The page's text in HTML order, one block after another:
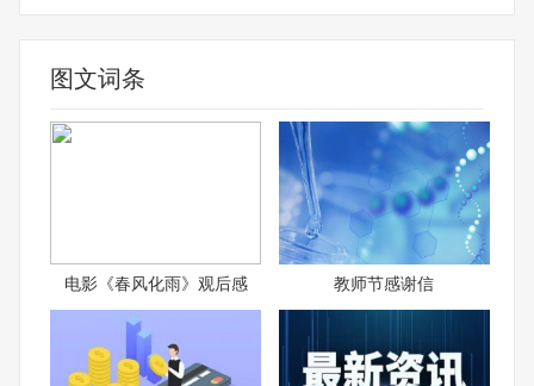
图文词条
电影《春风化雨》观后感 教师节感谢信